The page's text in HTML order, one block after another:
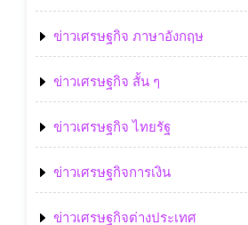
ข่าวเศรษฐกิจ ภาษาอังกฤษ
ข่าวเศรษฐกิจ สั้น ๆ
ข่าวเศรษฐกิจ ไทยรัฐ
ข่าวเศรษฐกิจการเงิน
ข่าวเศรษฐกิจต่างประเทศ